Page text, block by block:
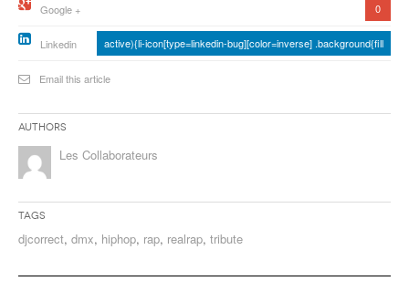
Google + 0
Linkedin active){li-icon[type=linkedin-bug][color=inverse] .background{fill
Email this article
Authors
Les Collaborateurs
Tags
djcorrect, dmx, hiphop, rap, realrap, tribute